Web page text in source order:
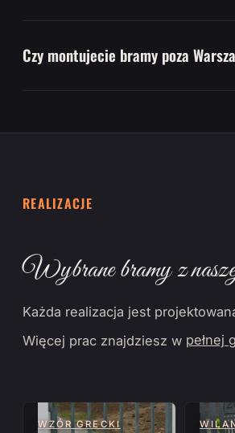
Czy montujecie bramy poza
REALIZACJE
Wybrane bramy z
Każda realizacja jest
Więcej prac znajdziesz w pełnej
WZÓR GRECKI